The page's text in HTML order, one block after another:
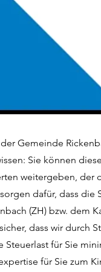
Gemeinde
Sie können
weitergeben, der
dafür, dass
(ZH) bzw. dem
dass wir durch
für Sie
für Sie zum